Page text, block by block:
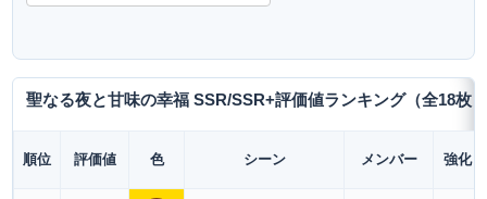
聖なる夜と甘味の幸福 SSR/SSR+評価値ランキング（全18枚）
順位 評価値 色 シーン メンバー 強化